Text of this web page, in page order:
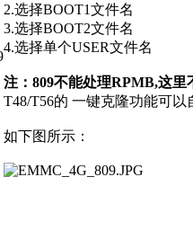
2.选择BOOT1文件名
3.选择BOOT2文件名
4.选择单个USER文件名
注：809不能处理RPMB,这
T48/T56的 一键克隆功能可以
如下图所示：